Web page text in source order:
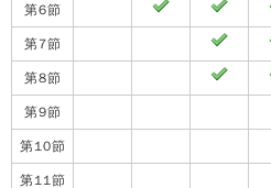
第6節
第7節
第8節
第9節
第10節
第11節